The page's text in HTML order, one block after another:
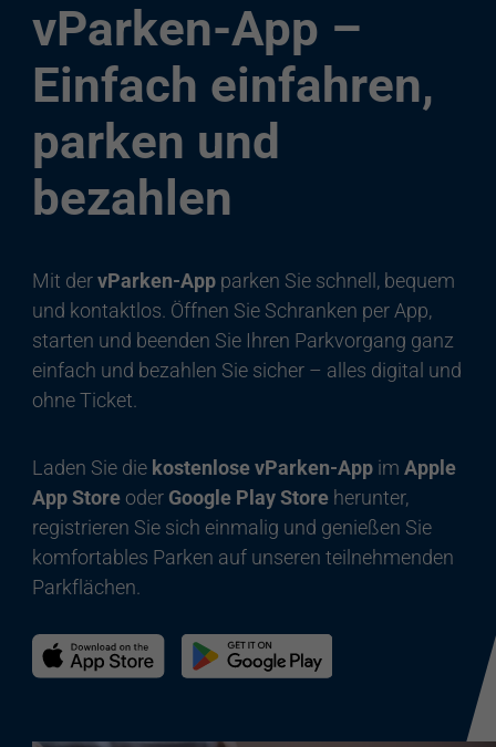
vParken-App –
Einfach einfahren,
parken und
bezahlen
Mit dervParken-Appparken Sie schnell, bequem
und kontaktlos. Öffnen Sie Schranken per App,
starten und beenden Sie Ihren Parkvorgang ganz
einfach und bezahlen Sie sicher – alles digital und
ohne Ticket.
Laden Sie die kostenlose vParken-Appim Apple
App Storeoder Google Play Storeherunter,
registrieren Sie sich einmalig und genießen Sie
komfortables Parken auf unseren teilnehmenden
Parkflächen.